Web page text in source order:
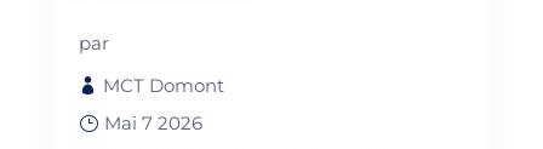
par
MCT Domont
Mai 7 2026